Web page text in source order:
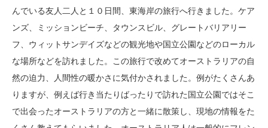
んでいる友人二人と１０日間、東海岸の旅行へ行きました。ケア
ンズ、ミッションビーチ、タウンスビル、グレートバリアリー
フ、ウィットサンデイズなどの観光地や国立公園などのローカル
な場所などを訪れました。この旅行で改めてオーストラリアの自
然の迫力、人間性の暖かさに気付かされました。例がたくさんあ
りますが、例えば行き当たりばったりで訪れた国立公園ではそこ
で出会ったオーストラリアの方と一緒に散策し、現地の情報をた